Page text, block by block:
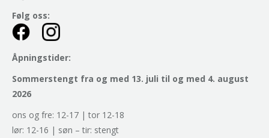
Følg oss:
Åpningstider:
Sommerstengt fra og med 13. juli til og med 4. august
2026
ons og fre: 12-17 | tor 12-18
lør: 12-16 | søn – tir: stengt